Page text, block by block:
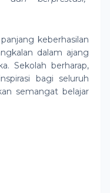
keberhasilan
dalam ajang
Sekolah berharap,
bagi seluruh
semangat belajar